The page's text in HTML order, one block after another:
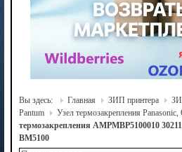
Вы здесь: Главная ЗИП принтера
Pantum
Узел термозакрепления
термозакрепления АМРМВР5100010
BM5100